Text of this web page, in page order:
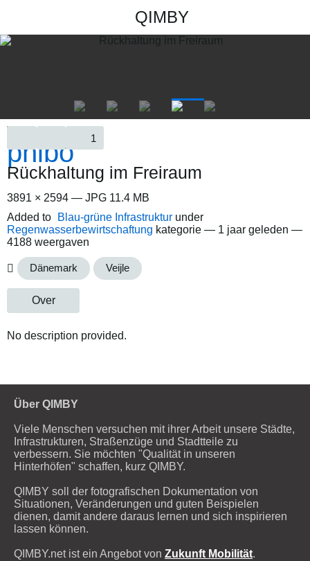
QIMBY
1
Rückhaltung im Freiraum
3891 × 2594 — JPG 11.4 MB
Added to
Blau-grüne Infrastruktur under
Regenwasserbewirtschaftung kategorie — 1 jaar geleden —
4188 weergaven
Dänemark Veijle
Over
No description provided.
Über QIMBY
Viele Menschen versuchen mit ihrer Arbeit unsere Städte,
Infrastrukturen, Straßenzüge und Stadtteile zu
verbessern. Sie möchten "Qualität in unseren
Hinterhöfen" schaffen, kurz QIMBY.
QIMBY soll der fotografischen Dokumentation von
Situationen, Veränderungen und guten Beispielen
dienen, damit andere daraus lernen und sich inspirieren
lassen können.
QIMBY.net ist ein Angebot von Zukunft Mobilität.